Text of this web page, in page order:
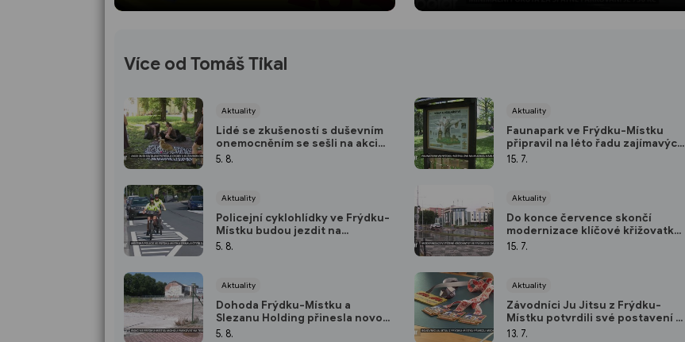
Více od Tomáš Tikal
Aktuality
Lidé se zkušeností s duševním
onemocněním se sešli na akci
Duše na dlani
5. 8.
Aktuality
Policejní cyklohlídky ve Frýdku-
Místku budou jezdit na
elektrokolech
5. 8.
Aktuality
Dohoda Frýdku-Místku a
Slezanu Holding přinesla novou
parkovací plochu
5. 8.
Aktuality
Faunapark ve Frýdku-Místku
připravil na léto řadu zajímavých
akcí
15. 7.
Aktuality
Do konce července skončí
modernizace klíčové křižovatky
ve Frýdku
15. 7.
Aktuality
Závodníci Ju Jitsu z Frýdku-
Místku potvrdili své postavení v
evropské špičce
13. 7.